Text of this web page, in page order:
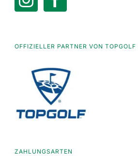
OFFIZIELLER PARTNER VON TOPGOLF
ZAHLUNGSARTEN